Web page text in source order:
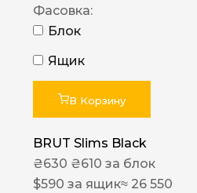
Фасовка:
Блок
Ящик
В Корзину
BRUT Slims Black
₴630 ₴610 за блок
$590 за ящик≈ 26 550